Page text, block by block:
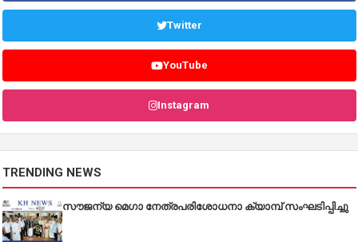
Twitter
YouTube
Instagram
TRENDING NEWS
സൗജന്യ മെഗാ നേത്രപരിശോധനാ ക്യാമ്പ് സംഘടിപ്പിച്ചു